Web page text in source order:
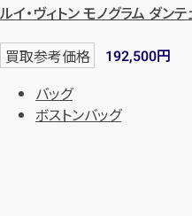
ルイ・ヴィトン モノグラム ダン
買取参考価格 192,500円
バッグ
ボストンバッグ